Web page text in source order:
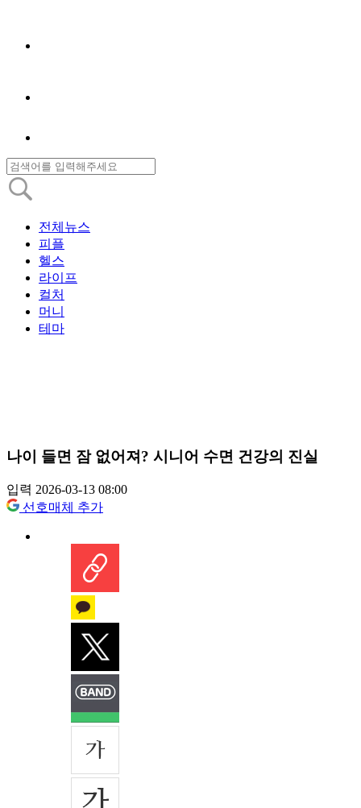
전체뉴스
피플
헬스
라이프
컬처
머니
테마
나이 들면 잠 없어져? 시니어 수면 건강의 진실
입력 2026-03-13 08:00
선호매체 추가